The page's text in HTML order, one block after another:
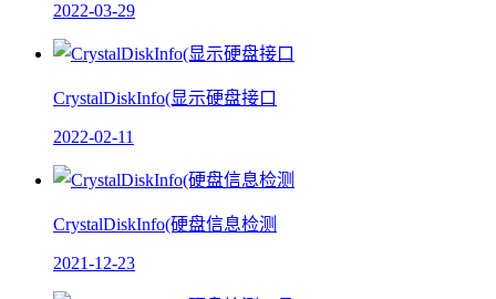
2022-03-29
CrystalDiskInfo(显示硬盘接口
2022-02-11
CrystalDiskInfo(硬盘信息检测
2021-12-23